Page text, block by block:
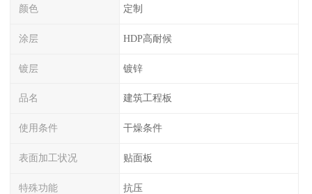
颜色 定制
涂层 HDP高耐候
镀层 镀锌
品名 建筑工程板
使用条件 干燥条件
表面加工状况 贴面板
特殊功能 抗压